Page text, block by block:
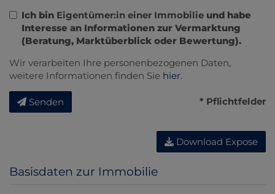
Ich bin Eigentümer:in einer Immobilie und habe
Interesse an Informationen zur Vermarktung
(Beratung, Marktüberblick oder Bewertung).
Wir verarbeiten Ihre personenbezogenen Daten,
weitere Informationen finden Sie hier.
Senden * Pflichtfelder
Download Expose
Basisdaten zur Immobilie